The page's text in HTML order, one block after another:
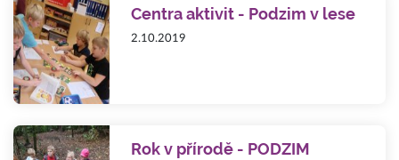
Centra aktivit - Podzim v lese
2.10.2019
Rok v přírodě - PODZIM